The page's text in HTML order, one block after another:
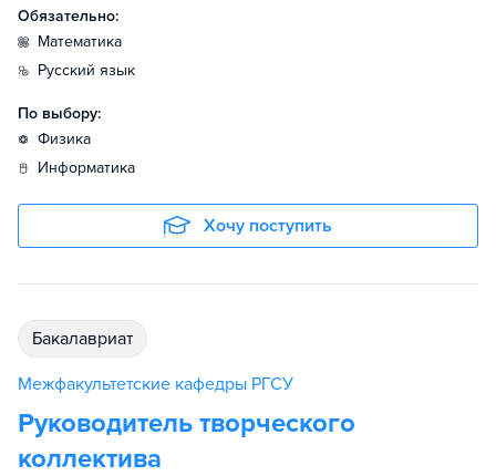
Обязательно:
математика
русский язык
По выбору:
физика
информатика
Хочу поступить
бакалавриат
Межфакультетские кафедры РГСУ
Руководитель творческого
коллектива